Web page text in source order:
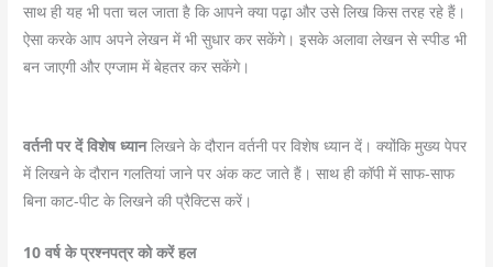
साथ ही यह भी पता चल जाता है कि आपने क्या पढ़ा और उसे लिख किस तरह रहे हैं।
ऐसा करके आप अपने लेखन में भी सुधार कर सकेंगे। इसके अलावा लेखन से स्पीड भी
बन जाएगी और एग्जाम में बेहतर कर सकेंगे।
वर्तनी पर दें विशेष ध्यानलिखने के दौरान वर्तनी पर विशेष ध्यान दें। क्योंकि मुख्य पेपर
में लिखने के दौरान गलतियां जाने पर अंक कट जाते हैं। साथ ही कॉपी में साफ-साफ
बिना काट-पीट के लिखने की प्रैक्टिस करें।
10 वर्ष के प्रश्नपत्र को करें हल